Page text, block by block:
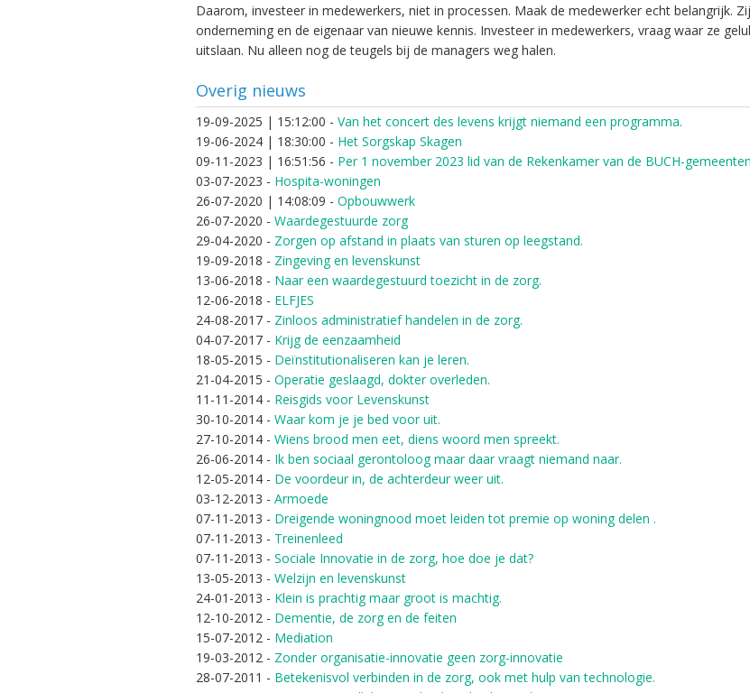
Daarom, investeer in medewerkers, niet in processen. Maak de medewerker echt belangrijk.
onderneming en de eigenaar van nieuwe kennis. Investeer in medewerkers, vraag waar ze
uitslaan. Nu alleen nog de teugels bij de managers weg halen.
Overig nieuws
19-09-2025 | 15:12:00 - Van het concert des levens krijgt niemand een programma.
19-06-2024 | 18:30:00 - Het Sorgskap Skagen
09-11-2023 | 16:51:56 - Per 1 november 2023 lid van de Rekenkamer van de BUCH-gemeenten
03-07-2023 - Hospita-woningen
26-07-2020 | 14:08:09 - Opbouwwerk
26-07-2020 - Waardegestuurde zorg
29-04-2020 - Zorgen op afstand in plaats van sturen op leegstand.
19-09-2018 - Zingeving en levenskunst
13-06-2018 - Naar een waardegestuurd toezicht in de zorg.
12-06-2018 - ELFJES
24-08-2017 - Zinloos administratief handelen in de zorg.
04-07-2017 - Krijg de eenzaamheid
18-05-2015 - Deïnstitutionaliseren kan je leren.
21-04-2015 - Operatie geslaagd, dokter overleden.
11-11-2014 - Reisgids voor Levenskunst
30-10-2014 - Waar kom je je bed voor uit.
27-10-2014 - Wiens brood men eet, diens woord men spreekt.
26-06-2014 - Ik ben sociaal gerontoloog maar daar vraagt niemand naar.
12-05-2014 - De voordeur in, de achterdeur weer uit.
03-12-2013 - Armoede
07-11-2013 - Dreigende woningnood moet leiden tot premie op woning delen .
07-11-2013 - Treinenleed
07-11-2013 - Sociale Innovatie in de zorg, hoe doe je dat?
13-05-2013 - Welzijn en levenskunst
24-01-2013 - Klein is prachtig maar groot is machtig.
12-10-2012 - Dementie, de zorg en de feiten
15-07-2012 - Mediation
19-03-2012 - Zonder organisatie-innovatie geen zorg-innovatie
28-07-2011 - Betekenisvol verbinden in de zorg, ook met hulp van technologie.